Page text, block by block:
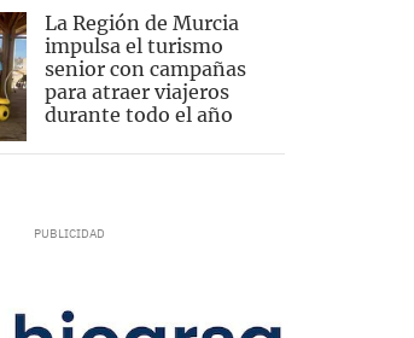
La Región de Murcia
impulsa el turismo
senior con campañas
para atraer viajeros
durante todo el año